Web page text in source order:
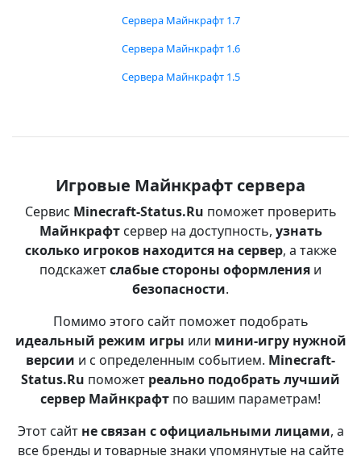
Сервера Майнкрафт 1.7
Сервера Майнкрафт 1.6
Сервера Майнкрафт 1.5
Игровые Майнкрафт сервера
Сервис Minecraft-Status.Ru поможет проверить
Майнкрафтсервер на доступность, узнать
сколько игроков находится на сервер, а также
подскажетслабые стороны оформления и
безопасности.
Помимо этого сайт поможет подобрать
идеальный режим игры или мини-игру нужной
версии и с определенным событием. Minecraft-
Status.Ru поможет реально подобрать лучший
сервер Майнкрафт по вашим параметрам!
Этот сайт не связан с официальными лицами, а
все бренды и товарные знаки упомянутые на сайте